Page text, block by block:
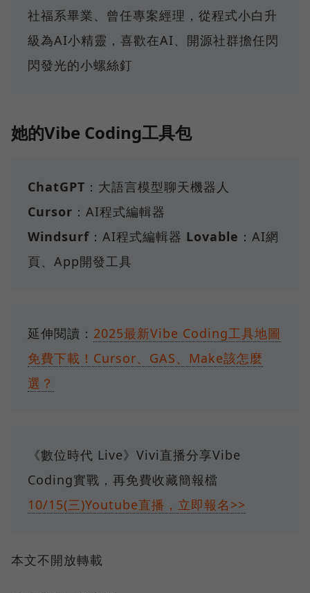
社福系畢業、曾任專案經理，從程式小白升
級為AI小精靈，喜歡在AI、開源社群擔任閃
閃發光的小螺絲釘
她的Vibe Coding工具包
ChatGPT ：大語言模型聊天機器人
Cursor ：AI程式編輯器
Windsurf ：AI程式編輯器 Lovable ：AI網
頁、App開發工具
延伸閱讀： 2025最新Vibe Coding工具地圖
免費下載！Cursor、GAS、Make該怎麼
選？
《數位時代 Live》Vivi直播分享Vibe
Coding實戰，再免費收藏簡報檔
10/15(三)Youtube直播，立即報名>>
本文不開放轉載